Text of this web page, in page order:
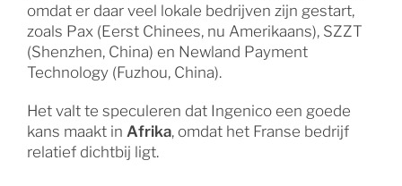
omdat er daar veel lokale bedrijven zijn gestart,
zoals Pax (Eerst Chinees, nu Amerikaans), SZZT
(Shenzhen, China) en Newland Payment
Technology (Fuzhou, China).
Het valt te speculeren dat Ingenico een goede
kans maakt in Afrika, omdat het Franse bedrijf
relatief dichtbij ligt.